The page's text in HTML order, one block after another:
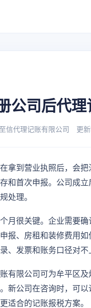
公司后代理
信代理记账有限公司 更
拿到营业执照后，会
和首次申报。公司成
处理。
月很关键。企业需要
报、房租和装修费用
、发票和账务口径对不
有限公司可为牟平区
新公司在咨询时，可
适合的记账报税方案。